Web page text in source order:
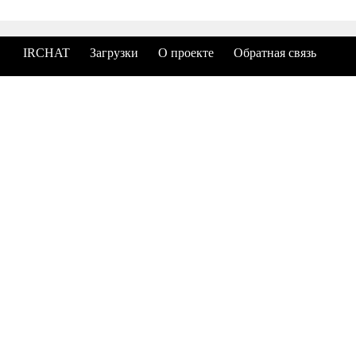
IRCHAT Загрузки О проекте Обратная связь